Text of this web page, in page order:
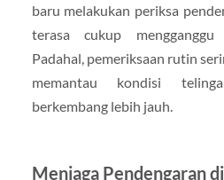
baru melakukan periksa
terasa cukup mengganggu
Padahal, pemeriksaan rutin
memantau kondisi
berkembang lebih jauh.
Menjaga Pendengaran